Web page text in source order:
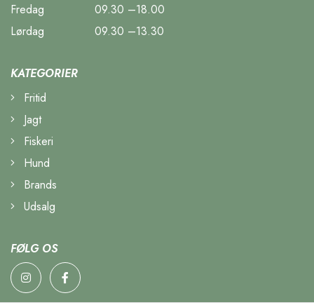
Fredag
09.30 –18.00
Lørdag
09.30 –13.30
KATEGORIER
Fritid
Jagt
Fiskeri
Hund
Brands
Udsalg
FØLG OS